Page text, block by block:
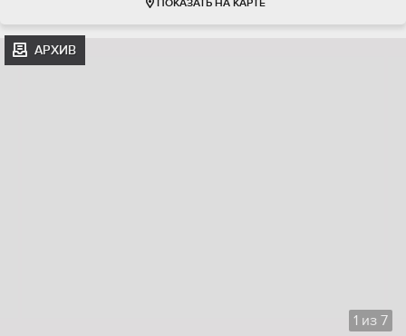
ПОКАЗАТЬ НА КАРТЕ
АРХИВ
1 из 7